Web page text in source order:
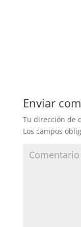
Enviar
Tu dirección de
Los campos